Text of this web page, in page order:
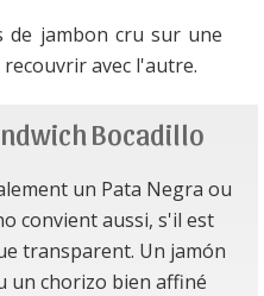
de jambon cru sur une
avec l'autre.
Bocadillo
un Pata Negra ou
convient aussi, s'il est
transparent. Un jamón
un chorizo bien affiné